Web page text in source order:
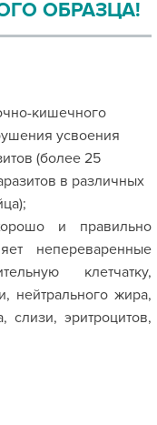
ОБРАЗЦА!
кишечного
усвоения
(более 25
в различных
и правильно
непереваренные
клетчатку,
нейтрального жира,
слизи, эритроцитов,